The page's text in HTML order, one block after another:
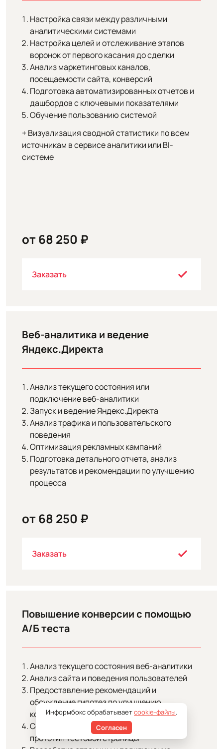
Настройка связи между различными
аналитическими системами
Настройка целей и отслеживание этапов
воронок от первого касания до сделки
Анализ маркетинговых каналов,
посещаемости сайта, конверсий
Подготовка автоматизированных отчетов и
дашбордов с ключевыми показателями
Обучение пользованию системой
+ Визуализация сводной статистики по всем
источникам в сервисе аналитики или BI-
системе
от 68 250 ₽
Заказать
Веб-аналитика и ведение
Яндекс.Директа
Анализ текущего состояния или
подключение веб-аналитики
Запуск и ведение Яндекс.Директа
Анализ трафика и пользовательского
поведения
Оптимизация рекламных кампаний
Подготовка детального отчета, анализ
результатов и рекомендации по улучшению
процесса
от 68 250 ₽
Заказать
Повышение конверсии с помощью
А/Б теста
Анализ текущего состояния веб-аналитики
Анализ сайта и поведения пользователей
Предоставление рекомендаций и
обсуждение гипотез по улучшению
конверсии
Составление технического задания на
прототип тестовой страницы
Информбокс обрабатываетcookie-файлы.
Согласен